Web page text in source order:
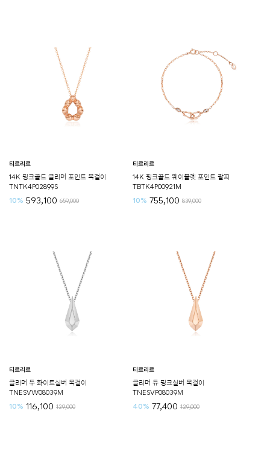
티르리르
14K 핑크골드 글리머 포인트 목걸이
TNTK4P02899S
10% 593,100 659,000
티르리르
14K 핑크골드 웨이블렛 포인트 팔찌
TBTK4P00921M
10% 755,100 839,000
티르리르
글리머 듀 화이트실버 목걸이
TNESVW08039M
10% 116,100 129,000
티르리르
글리머 듀 핑크실버 목걸이
TNESVP08039M
40% 77,400 129,000